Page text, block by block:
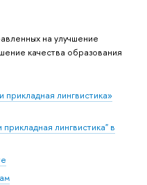
на улучшение
качества образования
лингвистика»
лингвистика" в